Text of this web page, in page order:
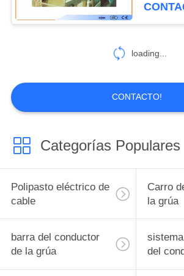
loading...
CONTACTO!
Categorías Populares
Polipasto eléctrico de
cable
Carro
la grúa
barra del conductor
de la grúa
del